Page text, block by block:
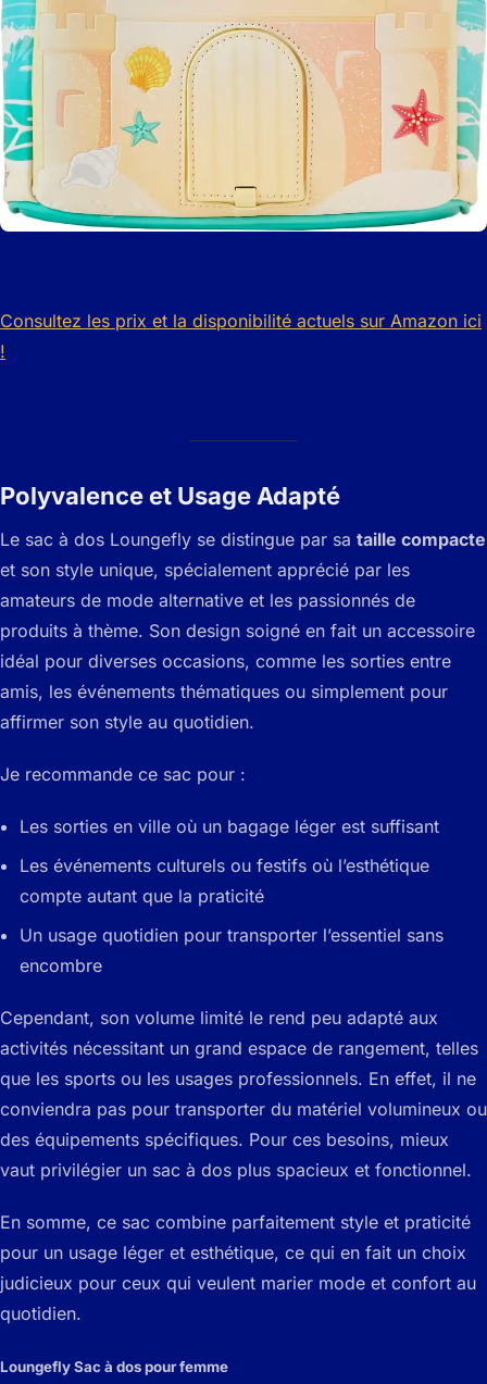
Consultez les prix et la disponibilité actuels sur Amazon ici
!
Polyvalence et Usage Adapté
Le sac à dos Loungefly se distingue par sa taille compacte
et son style unique, spécialement apprécié par les
amateurs de mode alternative et les passionnés de
produits à thème. Son design soigné en fait un accessoire
idéal pour diverses occasions, comme les sorties entre
amis, les événements thématiques ou simplement pour
affirmer son style au quotidien.
Je recommande ce sac pour :
Les sorties en ville où un bagage léger est suffisant
Les événements culturels ou festifs où l’esthétique
compte autant que la praticité
Un usage quotidien pour transporter l’essentiel sans
encombre
Cependant, son volume limité le rend peu adapté aux
activités nécessitant un grand espace de rangement, telles
que les sports ou les usages professionnels. En effet, il ne
conviendra pas pour transporter du matériel volumineux ou
des équipements spécifiques. Pour ces besoins, mieux
vaut privilégier un sac à dos plus spacieux et fonctionnel.
En somme, ce sac combine parfaitement style et praticité
pour un usage léger et esthétique, ce qui en fait un choix
judicieux pour ceux qui veulent marier mode et confort au
quotidien.
Loungefly Sac à dos pour femme